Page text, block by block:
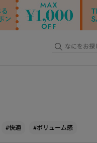
#快適 #ボリューム感